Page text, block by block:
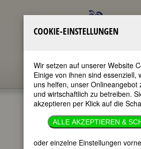
COOKIE-EINSTELLUNGEN
Wir setzen auf unserer Website
Einige von ihnen sind essenziell,
uns helfen, unser Onlineangebot
und wirtschaftlich zu betreiben.
akzeptieren per Klick auf die
ALLE AKZEPTIEREN &
oder einzelne Einstellungen